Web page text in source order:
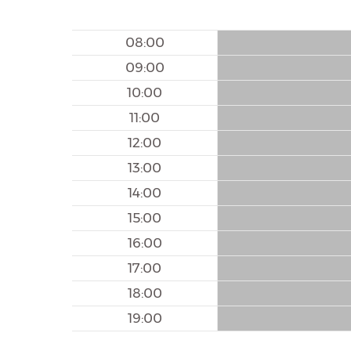
08:00
09:00
10:00
11:00
12:00
13:00
14:00
15:00
16:00
17:00
18:00
19:00